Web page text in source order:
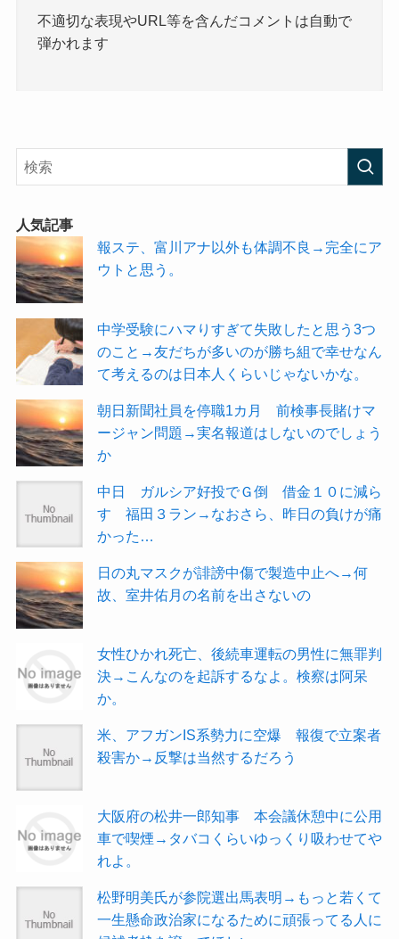
不適切な表現やURL等を含んだコメントは自動で
弾かれます
人気記事
報ステ、富川アナ以外も体調不良→完全にア
ウトと思う。
中学受験にハマりすぎて失敗したと思う3つ
のこと→友だちが多いのが勝ち組で幸せなん
て考えるのは日本人くらいじゃないかな。
朝日新聞社員を停職1カ月 前検事長賭けマ
ージャン問題→実名報道はしないのでしょう
か
中日 ガルシア好投でＧ倒 借金１０に減ら
す 福田３ラン→なおさら、昨日の負けが痛
かった…
日の丸マスクが誹謗中傷で製造中止へ→何
故、室井佑月の名前を出さないの
女性ひかれ死亡、後続車運転の男性に無罪判
決→こんなのを起訴するなよ。検察は阿呆
か。
米、アフガンIS系勢力に空爆 報復で立案者
殺害か→反撃は当然するだろう
大阪府の松井一郎知事 本会議休憩中に公用
車で喫煙→タバコくらいゆっくり吸わせてや
れよ。
松野明美氏が参院選出馬表明→もっと若くて
一生懸命政治家になるために頑張ってる人に